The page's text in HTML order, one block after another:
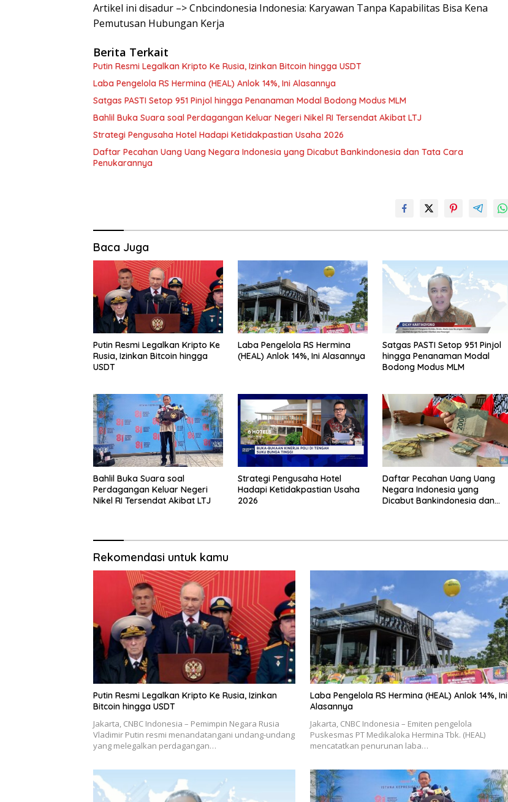
Artikel ini disadur –> Cnbcindonesia Indonesia: Karyawan Tanpa Kapabilitas Bisa Kena
Pemutusan Hubungan Kerja
Berita Terkait
Putin Resmi Legalkan Kripto Ke Rusia, Izinkan Bitcoin hingga USDT
Laba Pengelola RS Hermina (HEAL) Anlok 14%, Ini Alasannya
Satgas PASTI Setop 951 Pinjol hingga Penanaman Modal Bodong Modus MLM
Bahlil Buka Suara soal Perdagangan Keluar Negeri Nikel RI Tersendat Akibat LTJ
Strategi Pengusaha Hotel Hadapi Ketidakpastian Usaha 2026
Daftar Pecahan Uang Uang Negara Indonesia yang Dicabut Bankindonesia dan Tata Cara
Penukarannya
Baca Juga
Putin Resmi Legalkan Kripto Ke
Rusia, Izinkan Bitcoin hingga
USDT
Laba Pengelola RS Hermina
(HEAL) Anlok 14%, Ini Alasannya
Satgas PASTI Setop 951 Pinjol
hingga Penanaman Modal
Bodong Modus MLM
Bahlil Buka Suara soal
Perdagangan Keluar Negeri
Nikel RI Tersendat Akibat LTJ
Strategi Pengusaha Hotel
Hadapi Ketidakpastian Usaha
2026
Daftar Pecahan Uang Uang
Negara Indonesia yang
Dicabut Bankindonesia dan
Rekomendasi untuk kamu
Putin Resmi Legalkan Kripto Ke Rusia, Izinkan
Bitcoin hingga USDT
Jakarta, CNBC Indonesia – Pemimpin Negara Rusia
Vladimir Putin resmi menandatangani undang-undang
yang melegalkan perdagangan…
Laba Pengelola RS Hermina (HEAL) Anlok 14%, Ini
Alasannya
Jakarta, CNBC Indonesia – Emiten pengelola
Puskesmas PT Medikaloka Hermina Tbk. (HEAL)
mencatatkan penurunan laba…